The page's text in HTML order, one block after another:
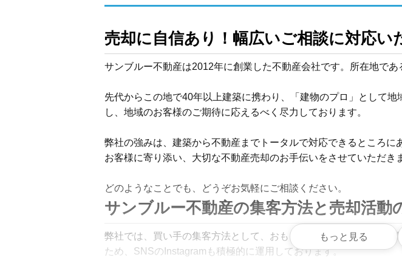
売却に自信あり！幅広いご相談に対応い
サンブルー不動産は2012年に創業した不動産会社です。所在地で
先代からこの地で40年以上建築に携わり、「建物のプロ」として
し、地域のお客様のご期待に応えるべく尽力しております。
弊社の強みは、建築から不動産までトータルで対応できるところ
お客様に寄り添い、大切な不動産売却のお手伝いをさせていただき
どのようなことでも、どうぞお気軽にご相談ください。
サンブルー不動産の集客方法と売却活動
弊社では、買い手の集客方法として、おもに自社ホームページを
ため、SNSのInstagramも積極的に運用しております。
もっと見る